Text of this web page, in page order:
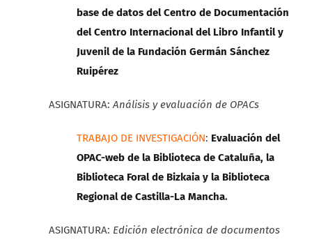
base de datos del Centro de Documentación
del Centro Internacional del Libro Infantil y
Juvenil de la Fundación Germán Sánchez
Ruipérez
ASIGNATURA:Análisis y evaluación de OPACs
TRABAJO DE INVESTIGACIÓN: Evaluación del
OPAC-web de la Biblioteca de Cataluña, la
Biblioteca Foral de Bizkaia y la Biblioteca
Regional de Castilla-La Mancha.
ASIGNATURA: Edición electrónica de documentos